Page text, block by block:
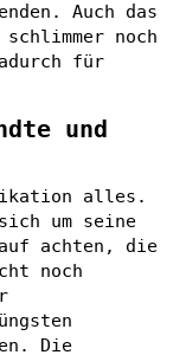
Auch das
noch
für
und
alles.
um seine
achten, die
noch
Die